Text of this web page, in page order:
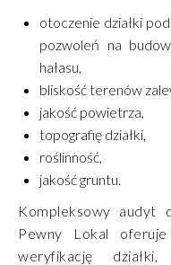
otoczenie działki
pozwoleń na
hałasu,
bliskość terenów
jakość powietrza,
topografię działki,
roślinność,
jakość gruntu.
Kompleksowy audyt
Pewny Lokal
weryfikację działki,